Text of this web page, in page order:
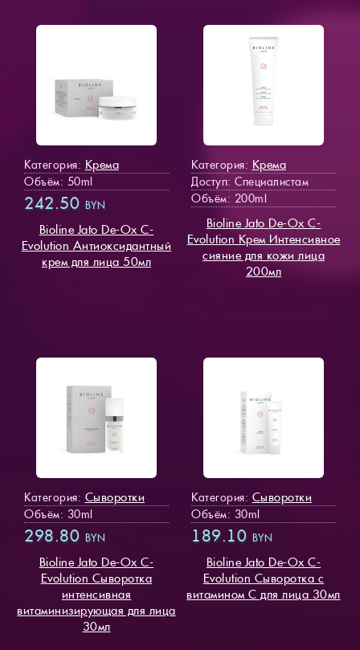
Категория: Крема
Объём: 50ml
242.50 BYN
Bioline Jato De-Ox C-
Evolution Антиоксидантный
крем для лица 50мл
Категория: Крема
Доступ: Специалистам
Объём: 200ml
Bioline Jato De-Ox C-
Evolution Крем Интенсивное
сияние для кожи лица
200мл
Категория: Сыворотки
Объём: 30ml
298.80 BYN
Bioline Jato De-Ox C-
Evolution Сыворотка
интенсивная
витаминизирующая для лица
30мл
Категория: Сыворотки
Объём: 30ml
189.10 BYN
Bioline Jato De-Ox C-
Evolution Сыворотка с
витамином С для лица 30мл